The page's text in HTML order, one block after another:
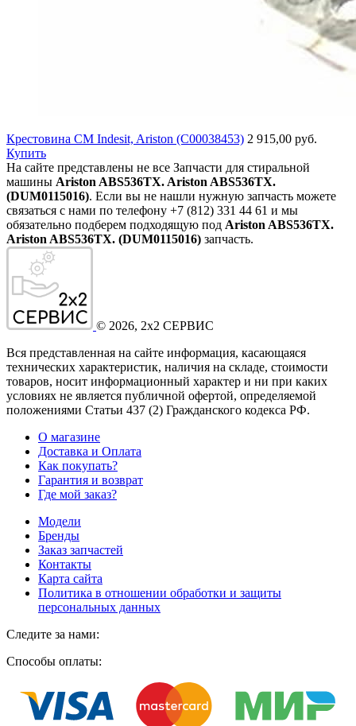
Крестовина СМ Indesit, Ariston (C00038453) 2 915,00 руб.
Купить
На сайте представлены не все Запчасти для стиральной
машины Ariston ABS536TX. Ariston ABS536TX.
(DUM0115016). Если вы не нашли нужную запчасть можете
связаться с нами по телефону +7 (812) 331 44 61 и мы
обязательно подберем подходящую под Ariston ABS536TX.
Ariston ABS536TX. (DUM0115016) запчасть.
© 2026, 2x2 СЕРВИС
Вся представленная на сайте информация, касающаяся
технических характеристик, наличия на складе, стоимости
товаров, носит информационный характер и ни при каких
условиях не является публичной офертой, определяемой
положениями Статьи 437 (2) Гражданского кодекса РФ.
О магазине
Доставка и Оплата
Как покупать?
Гарантия и возврат
Где мой заказ?
Модели
Бренды
Заказ запчастей
Контакты
Карта сайта
Политика в отношении обработки и защиты
персональных данных
Следите за нами:
Способы оплаты: